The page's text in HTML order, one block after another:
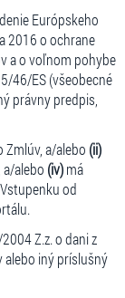
Európskeho
2016 o ochrane
a o voľnom pohybe
46/ES (všeobecné
právny predpis,
a/alebo (ii)
a/alebo (iv)má
od
Z.z. o dani z
alebo iný príslušný